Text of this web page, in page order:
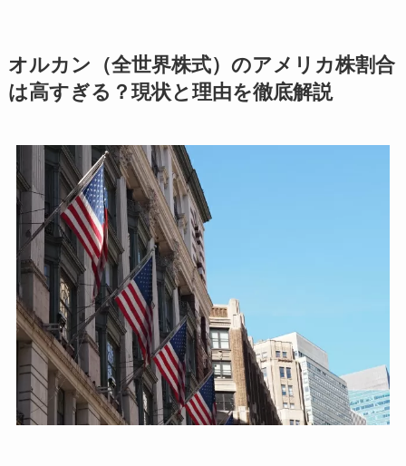
オルカン（全世界株式）のアメリカ株割合
は高すぎる？現状と理由を徹底解説